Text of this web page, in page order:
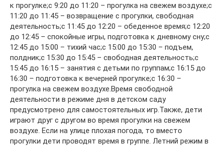
к прогулке;с 9:20 до 11:20 – прогулка на свежем воздухе;с
11:20 до 11:45 – возвращение с прогулки, свободная
деятельность;с 11:45 до 12:20 – обеденное время;с 12:20
до 12:45 – спокойные игры, подготовка к дневному сну;с
12:45 до 15:00 – тихий час;с 15:00 до 15:30 – подъем,
полдник;с 15:30 до 15:45 – свободная деятельность;с
15:45 до 16:15 – занятия с детьми по группам;с 16:15 до
16:30 – подготовка к вечерней прогулке;с 16:30 –
прогулка на свежем воздухе.Время свободной
деятельности в режиме дня в детском саду
предусмотрено для самостоятельных игр.Также, дети
играют друг с другом во время прогулки на свежем
воздухе. Если на улице плохая погода, то вместо
прогулки дети проводят время в группе. Летний режим в